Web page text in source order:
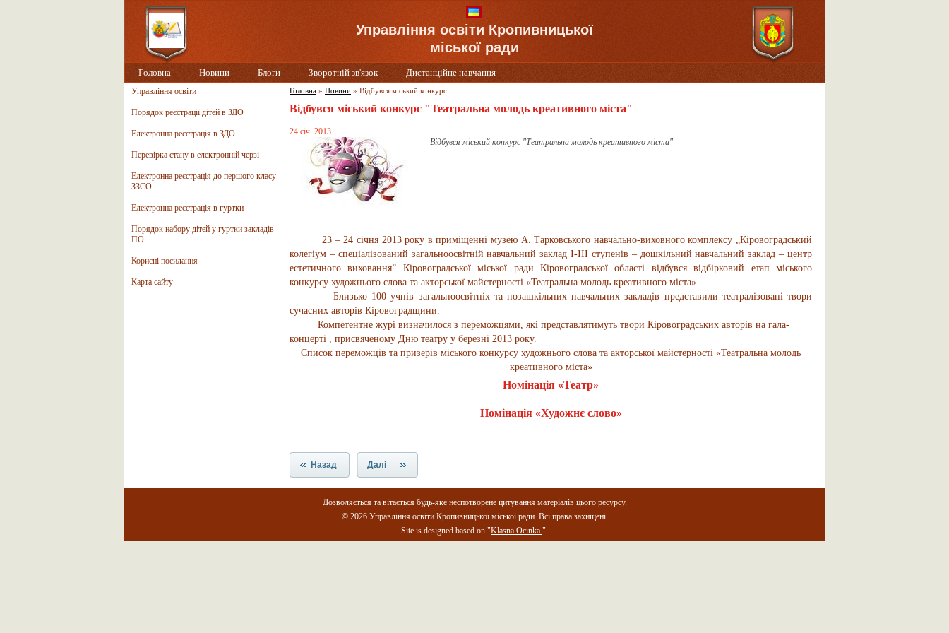
Управління освіти Кропивницької
міської ради
Головна Новини Блоги Зворотній зв'язок Дистанційне навчання
Управління освіти
Порядок реєстрації дітей в ЗДО
Електронна реєстрація в ЗДО
Перевірка стану в електронній черзі
Електронна реєстрація до першого класу
ЗЗСО
Електронна реєстрація в гуртки
Порядок набору дітей у гуртки закладів
ПО
Корисні посилання
Карта сайту
Головна » Новини » Відбувся міський конкурс
Відбувся міський конкурс "Театральна молодь креативного міста"
24 січ. 2013
Відбувся міський конкурс "Театральна молодь креативного міста"
23 – 24 січня 2013 року в приміщенні музею А. Тарковського навчально-виховного комплексу „Кіровоградський
колегіум – спеціалізований загальноосвітній навчальний заклад І-ІІІ ступенів – дошкільний навчальний заклад – центр
естетичного виховання” Кіровоградської міської ради Кіровоградської області відбувся відбірковий етап міського
конкурсу художнього слова та акторської майстерності «Театральна молодь креативного міста».
Близько 100 учнів загальноосвітніх та позашкільних навчальних закладів представили театралізовані твори
сучасних авторів Кіровоградщини.
Компетентне журі визначилося з переможцями, які представлятимуть твори Кіровоградських авторів на гала-
концерті , присвяченому Дню театру у березні 2013 року.
Список переможців та призерів міського конкурсу художнього слова та акторської майстерності «Театральна молодь
креативного міста»
Номінація «Театр»
Номінація «Художнє слово»
Назад Далі
Дозволяється та вітається будь-яке неспотворене цитування матеріалів цього ресурсу.
© 2026 Управління освіти Кропивницької міської ради. Всі права захищені.
Site is designed based on "Klasna Ocinka ".